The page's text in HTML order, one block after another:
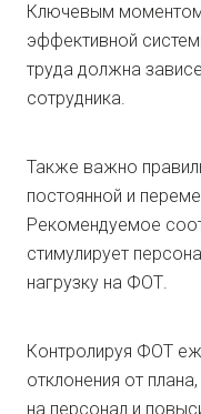
Ключевым моментом
эффективной
труда должна
сотрудника.
Также важно
постоянной и
Рекомендуемое
стимулирует
нагрузку на ФОТ.
Контролируя ФОТ
отклонения от
на персонал и